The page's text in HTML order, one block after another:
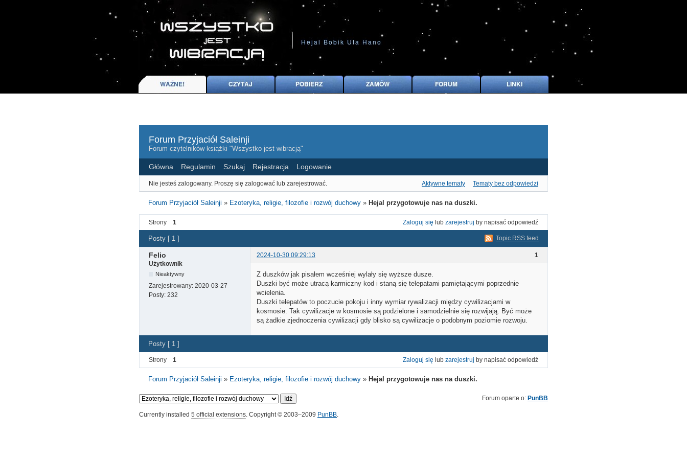
Forum Przyjaciół Saleinji
Forum czytelników książki "Wszystko jest wibracją"
Główna Regulamin Szukaj Rejestracja Logowanie
Nie jesteś zalogowany. Proszę się zalogować lub zarejestrować. Aktywne tematy Tematy bez odpowiedzi
Forum Przyjaciół Saleinji » Ezoteryka, religie, filozofie i rozwój duchowy » Hejal przygotowuje nas na duszki.
Strony 1 Zaloguj się lub zarejestruj by napisać odpowiedź
Topic RSS feed
Posty [ 1 ]
1
Felio
2024-10-30 09:29:13
Użytkownik
Nieaktywny
Zarejestrowany: 2020-03-27
Posty: 232
Z duszków jak pisałem wcześniej wylały się wyższe dusze.
Duszki być może utracą karmiczny kod i staną się telepatami pamiętającymi poprzednie
wcielenia.
Duszki telepatów to poczucie pokoju i inny wymiar rywalizacji między cywilizacjami w
kosmosie. Tak cywilizacje w kosmosie są podzielone i samodzielnie się rozwijają. Być może
są żadkie zjednoczenia cywilizacji gdy blisko są cywilizacje o podobnym poziomie rozwoju.
Posty [ 1 ]
Strony 1 Zaloguj się lub zarejestruj by napisać odpowiedź
Forum Przyjaciół Saleinji » Ezoteryka, religie, filozofie i rozwój duchowy » Hejal przygotowuje nas na duszki.
Forum oparte o: PunBB
Currently installed 5 official extensions. Copyright © 2003–2009 PunBB.